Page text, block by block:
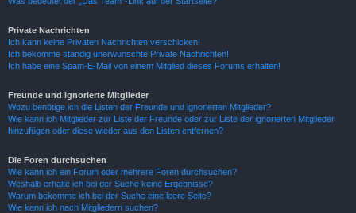
Private Nachrichten
Ich kann keine Privaten Nachrichten verschicken!
Ich bekomme ständig unerwünschte Private Nachrichten!
Ich habe eine Spam-E-Mail von einem Mitglied dieses Forums erhalten!
Freunde und ignorierte Mitglieder
Wozu benötige ich die Listen der Freunde und ignorierten Mitglieder?
Wie kann ich Mitglieder zur Liste der Freunde oder zur Liste der ignorierten Mitglieder
hinzufügen oder diese wieder aus den Listen entfernen?
Die Foren durchsuchen
Wie kann ich ein Forum oder mehrere Foren durchsuchen?
Weshalb erhalte ich bei der Suche keine Ergebnisse?
Warum bekomme ich bei der Suche eine leere Seite?
Wie kann ich nach Mitgliedern suchen?